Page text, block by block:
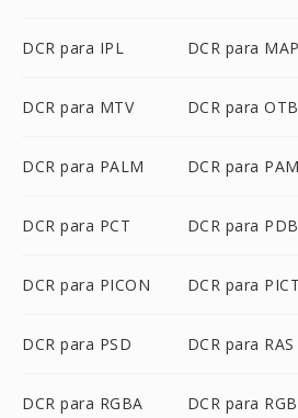
DCR para IPL DCR para MAP
DCR para MTV DCR para OTB
DCR para PALM DCR para PAM
DCR para PCT DCR para PDB
DCR para PICON DCR para PICT
DCR para PSD DCR para RAS
DCR para RGBA DCR para